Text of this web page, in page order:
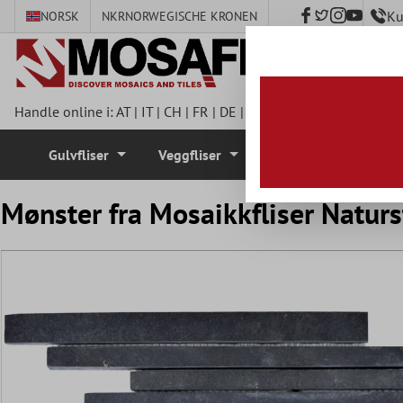
NORSK NKRNORWEGISCHE KRONEN
Handle online i:AT| IT| CH | FR | DE |
Gulvfliser Veggfliser
Mønster fra Mosaikkfliser